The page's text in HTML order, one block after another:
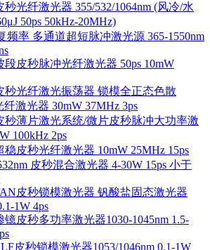
光纤激光器 355/532/1064nm (风冷/水
50ps 50kHz-20MHz)
频率 多通道超短脉冲激光源 365-1550nm
段皮秒脉冲光纤激光器 50ps 10mW
秒光纤激光振荡器 锁模全正态色散
激光器 30mW 37MHz 3ps
秒薄片激光系统/微片皮秒脉冲大功率激
100kHz 2ps
稳皮秒光纤激光器 10mW 25MHz 15ps
皮秒混合激光器 4-30W 15ps 小于
皮秒锁模激光器 钒酸盐固态激光器
1W 4ps
镱皮秒多功率激光器1030-1045nm 1.5-
皮秒锁模激光器1053/1046nm 0.1-1W